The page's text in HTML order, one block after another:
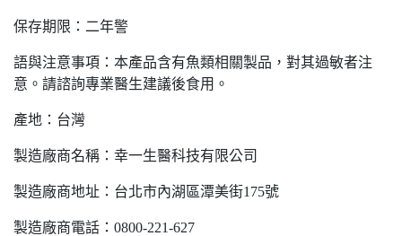
保存期限：二年警
語與注意事項：本產品含有魚類相關製品，對其過敏者注
意。請諮詢專業醫生建議後食用。
產地：台灣
製造廠商名稱：幸一生醫科技有限公司
製造廠商地址：台北市內湖區潭美街175號
製造廠商電話：0800-221-627